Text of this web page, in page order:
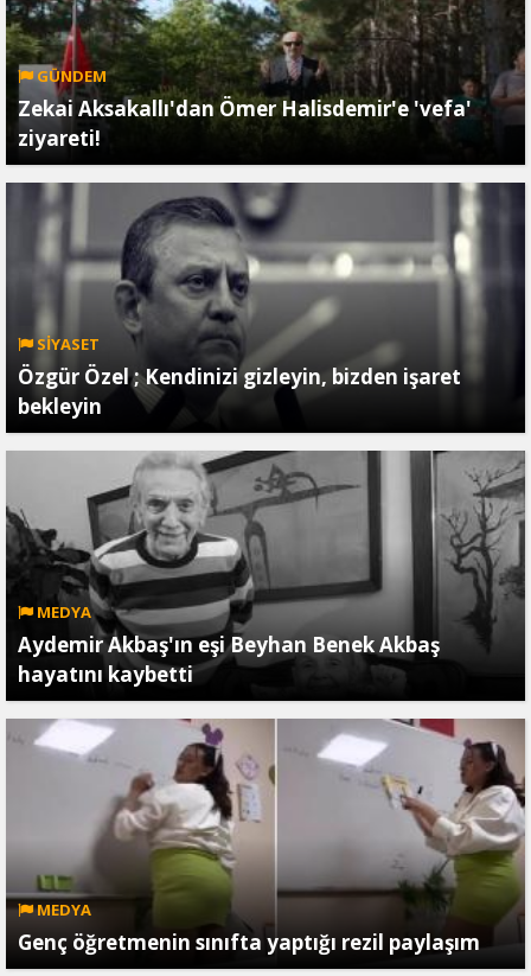
GÜNDEM
Zekai Aksakallı'dan Ömer Halisdemir'e 'vefa'
ziyareti!
SİYASET
Özgür Özel ; Kendinizi gizleyin, bizden işaret
bekleyin
MEDYA
Aydemir Akbaş'ın eşi Beyhan Benek Akbaş
hayatını kaybetti
MEDYA
Genç öğretmenin sınıfta yaptığı rezil paylaşım